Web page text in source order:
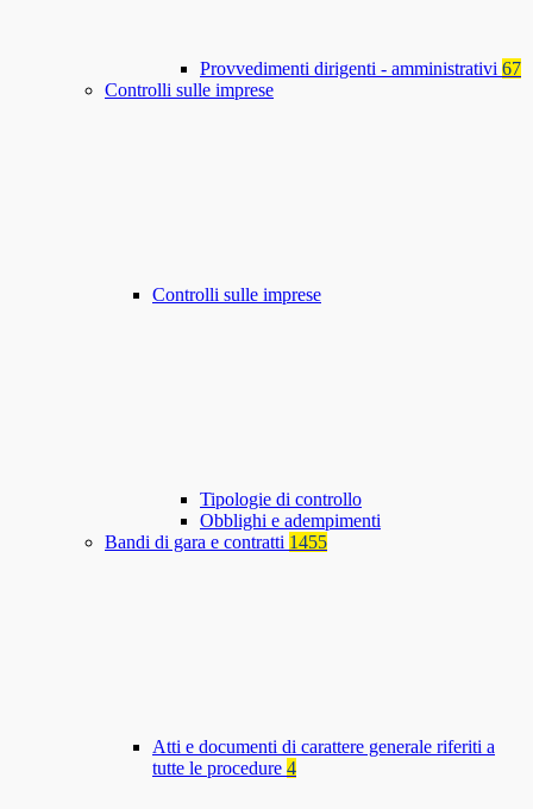
Provvedimenti dirigenti - amministrativi 67
Controlli sulle imprese
Controlli sulle imprese
Tipologie di controllo
Obblighi e adempimenti
Bandi di gara e contratti 1455
Atti e documenti di carattere generale riferiti a
tutte le procedure 4